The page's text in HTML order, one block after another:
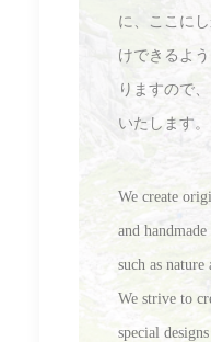
に、ここに
けできるよ
りますので、
いたします。
We create
and
such as nature
We strive to
special